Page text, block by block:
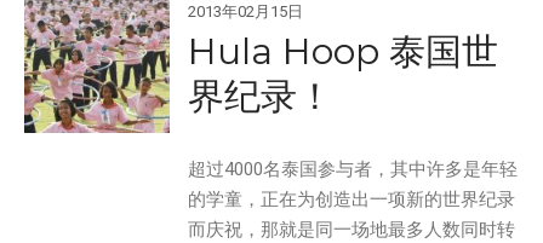
Aqua Force
Arctic Force
Frisbee
Game Time
2013年02月15日
Hula Hoop 泰国世
界纪录！
超过4000名泰国参与者，其中许多是年轻
的学童，正在为创造出一项新的世界纪录
而庆祝，那就是同一场地最多人数同时转